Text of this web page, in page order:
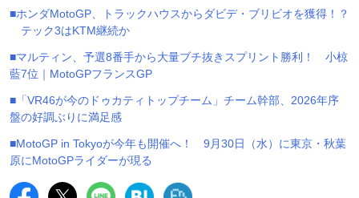
■ホンダMotoGP、トラックハウスからダビデ・ブリビオを獲得！？
テック3はKTM継続か
■マルティン、予選8番手から大量ブチ抜きスプリント勝利！ 小椋
藍7位｜MotoGPフランスGP
■「VR46が今のドゥカティトップチーム」チーム幹部、2026年序
盤の好調ぶりに満足感
■MotoGP in Tokyoが今年も開催へ！ 9月30日（水）に東京・秋葉
原にMotoGPライダーが現る